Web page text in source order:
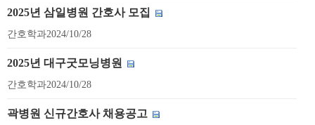
2025년 삼일병원 간호사 모집
간호학과2024/10/28
2025년 대구굿모닝병원
간호학과2024/10/28
곽병원 신규간호사 채용공고